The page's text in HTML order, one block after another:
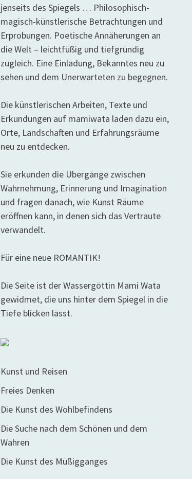
jenseits des Spiegels … Philosophisch-
magisch-künstlerische Betrachtungen und
Erprobungen. Poetische Annäherungen an
die Welt – leichtfüßig und tiefgründig
zugleich. Eine Einladung, Bekanntes neu zu
sehen und dem Unerwarteten zu begegnen.
Die künstlerischen Arbeiten, Texte und
Erkundungen auf mamiwata laden dazu ein,
Orte, Landschaften und Erfahrungsräume
neu zu entdecken.
Sie erkunden die Übergänge zwischen
Wahrnehmung, Erinnerung und Imagination
und fragen danach, wie Kunst Räume
eröffnen kann, in denen sich das Vertraute
verwandelt.
Für eine neue ROMANTIK!
Die Seite ist der Wassergöttin Mami Wata
gewidmet, die uns hinter dem Spiegel in die
Tiefe blicken lässt.
Kunst und Reisen
Freies Denken
Die Kunst des Wohlbefindens
Die Suche nach dem Schönen und dem
Wahren
Die Kunst des Müßigganges